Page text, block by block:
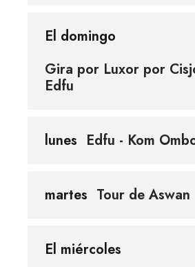
El domingo
Gira por Luxor por
Edfu
lunes Edfu - Kom
martes Tour de Aswan
El miércoles